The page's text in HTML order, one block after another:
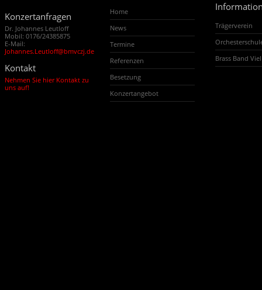
Konzertanfragen
Dr. Johannes Leutloff
Mobil: 0176/24385875
E-Mail:
Johannes.Leutloff@bmvczj.de
Kontakt
Nehmen Sie hier Kontakt zu
uns auf!
Home
News
Termine
Referenzen
Besetzung
Konzertangebot
Trägerverein
Brass Band